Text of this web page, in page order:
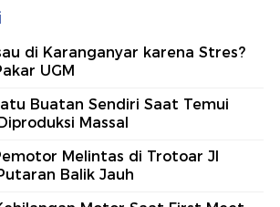
di Karanganyar karena Stres?
UGM
Buatan Sendiri Saat Temui
Massal
Melintas di Trotoar Jl
Balik Jauh